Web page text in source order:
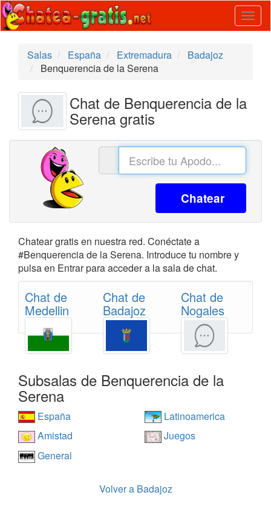
Salas
España Extremadura
Badajoz
Benquerencia de la Serena
Chat de Benquerencia de la
Serena gratis
Chatear
Chatear gratis en nuestra red. Conéctate a
#Benquerencia de la Serena. Introduce tu nombre y
pulsa en Entrar para acceder a la sala de chat.
Chat de
Medellin
Chat de
Badajoz
Chat de
Nogales
Subsalas de Benquerencia de la
Serena
España
Latinoamerica
Amistad
Juegos
General
Volver a Badajoz